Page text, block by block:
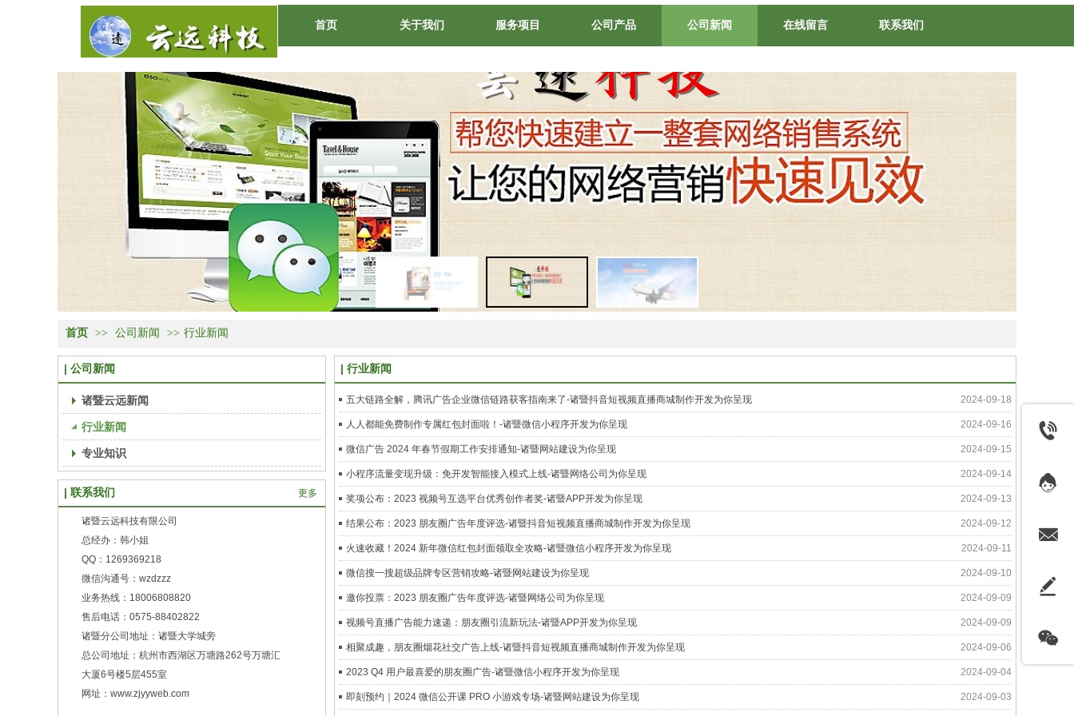
O
首页 关于我们 服务项目 公司产品 公司新闻 在线留言 联系我们
首页 >> 公司新闻 >> 行业新闻
公司新闻
诸暨云远新闻
行业新闻
专业知识
联系我们 更多
诸暨云远科技有限公司
总经办：韩小姐
QQ：1269369218
微信沟通号：wzdzzz
业务热线：18006808820
售后电话：0575-88402822
诸暨分公司地址：诸暨大学城旁
总公司地址：杭州市西湖区万塘路262号万塘汇
大厦6号楼5层455室
网址：www.zjyyweb.com
行业新闻
五大链路全解，腾讯广告企业微信链路获客指南来了-诸暨抖音短视频直播商城制作开发为你呈现 2024-09-18
人人都能免费制作专属红包封面啦！-诸暨微信小程序开发为你呈现 2024-09-16
微信广告 2024 年春节假期工作安排通知-诸暨网站建设为你呈现 2024-09-15
小程序流量变现升级：免开发智能接入模式上线-诸暨网络公司为你呈现 2024-09-14
奖项公布：2023 视频号互选平台优秀创作者奖-诸暨APP开发为你呈现 2024-09-13
结果公布：2023 朋友圈广告年度评选-诸暨抖音短视频直播商城制作开发为你呈现 2024-09-12
火速收藏！2024 新年微信红包封面领取全攻略-诸暨微信小程序开发为你呈现 2024-09-11
微信搜一搜超级品牌专区营销攻略-诸暨网站建设为你呈现 2024-09-10
邀你投票：2023 朋友圈广告年度评选-诸暨网络公司为你呈现 2024-09-09
视频号直播广告能力速递：朋友圈引流新玩法-诸暨APP开发为你呈现 2024-09-09
相聚成趣，朋友圈烟花社交广告上线-诸暨抖音短视频直播商城制作开发为你呈现 2024-09-06
2023 Q4 用户最喜爱的朋友圈广告-诸暨微信小程序开发为你呈现 2024-09-04
即刻预约｜2024 微信公开课 PRO 小游戏专场-诸暨网站建设为你呈现 2024-09-03